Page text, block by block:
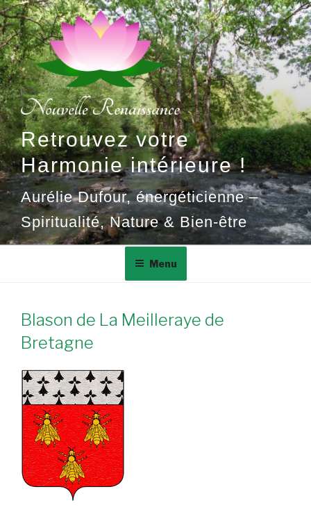
Aller
au
contenu
principal
Retrouvez votre
Harmonie intérieure !
Aurélie Dufour, énergéticienne –
Spiritualité, Nature & Bien-être
Menu
Blason de La Meilleraye de
Bretagne